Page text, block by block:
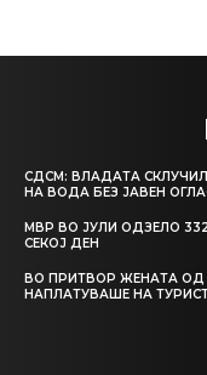
СДСМ: ВЛАДАТА
НА ВОДА БЕЗ ЈАВЕН
МВР ВО ЈУЛИ ОДЗЕЛО
СЕКОЈ ДЕН
ВО ПРИТВОР ЖЕНАТА ОД
НАПЛАТУВАШЕ НА